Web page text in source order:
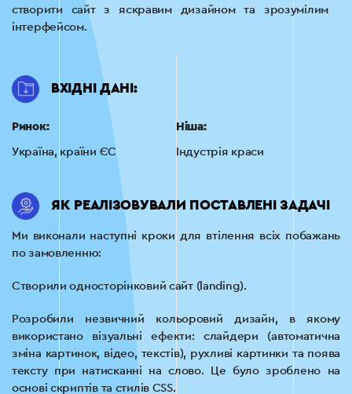
створити сайт з яскравим дизайном та зрозумілим
інтерфейсом.
ВХІДНІ ДАНІ:
Ринок:
Україна, країни ЄС
Ніша:
Індустрія краси
ЯК РЕАЛІЗОВУВАЛИ ПОСТАВЛЕНІ ЗАДАЧІ
Ми виконали наступні кроки для втілення всіх побажань
по замовленню:
Створили односторінковий сайт (landing).
Розробили незвичний кольоровий дизайн, в якому
використано візуальні ефекти: слайдери (автоматична
зміна картинок, відео, текстів), рухливі картинки та поява
тексту при натисканні на слово. Це було зроблено на
основі скриптів та стилів CSS.